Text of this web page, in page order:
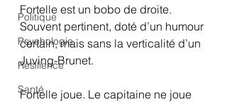
Politique
Psychologie
Résilience
Santé
Fortelle est un bobo de droite.
Souvent pertinent, doté d’un humour
certain, mais sans la verticalité d’un
Juving-Brunet.
Fortelle joue. Le capitaine ne joue